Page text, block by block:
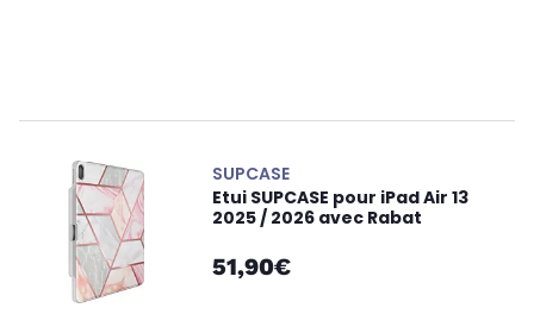
SUPCASE
Etui SUPCASE pour iPad Air 13
2025 / 2026 avec Rabat
51,90€